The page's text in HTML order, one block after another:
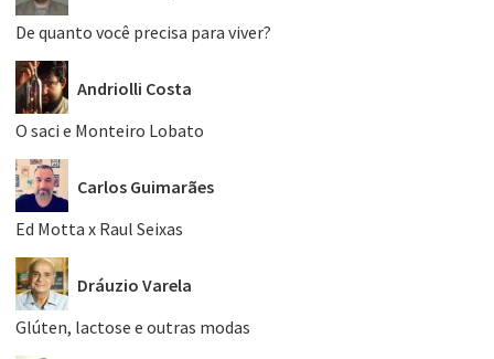
De quanto você precisa para viver?
Andriolli Costa
O saci e Monteiro Lobato
Carlos Guimarães
Ed Motta x Raul Seixas
Dráuzio Varela
Glúten, lactose e outras modas